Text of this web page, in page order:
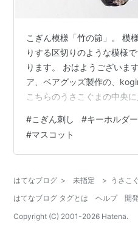
こぎん模様「竹の節」。 模
りする区切りのような模様
ります。 おはようございま
ア、ベアグッズ製作の、
こちらのうさこぐまの中央
ですが、昔の作品をみて面
た。 足の部分が開いてしま
ですが、足には「豆こ」の
ただきました。 おかげさま
まりました！ この…
#こぎん刺し #キーホルダー
#マスコット
はてなブログ > 未指定 > うさこ
はてなブログ タグとは
ヘルプ 開
Copyright (C) 2001-2026 Hatena.